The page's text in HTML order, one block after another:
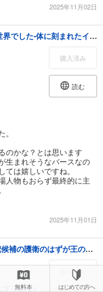
2025年11月02日
転生したらネームバースの世界でした‐体に刻まれたイニシャルが運命の人？‐【電子特典付き】
購入済み
読む
のかな？とは思います
生まれそうなバースなの
は嬉しいですね。
人物もおらず最終的に主
2025年11月01日
【合本版】α王の運命～王妃候補の護衛のはずが王の番になりました～ 2
リスタ）
購入済み
無料本 はじめての方へ